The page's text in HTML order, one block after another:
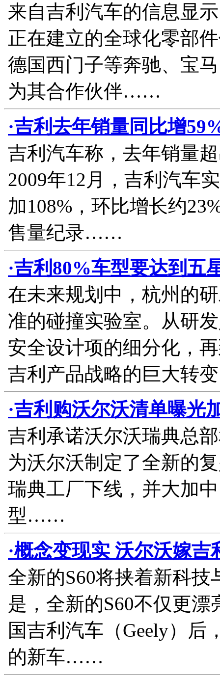
来自吉利汽车的信息显
正在建立的全球化零部
德国西门子等奔驰、宝
为其合作伙伴……
·吉利去年销量同比增
吉利汽车称，去年销量
2009年12月，吉利汽车
加108%，环比增长约
售量纪录……
·吉利80%车型要达到五
在未来规划中，杭州的
准的碰撞实验室。从研
安全设计项的细分化，
吉利产品战略的巨大转
·吉利购沃尔沃清单曝光
吉利承诺沃尔沃瑞典总
为沃尔沃制定了全新的
瑞典工厂下线，并大加
型……
·概念变现实 沃尔沃嫁吉
全新的S60将挟着新科
是，全新的S60不仅更漂
国吉利汽车（Geely）后
的新车……